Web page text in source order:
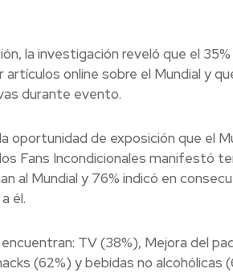
la investigación reveló que el
online sobre el Mundial y
durante evento.
oportunidad de exposición que el
Fans Incondicionales manifestó
al Mundial y 76% indicó en
él.
TV (38%), Mejora del
(62%) y bebidas no alcohólicas